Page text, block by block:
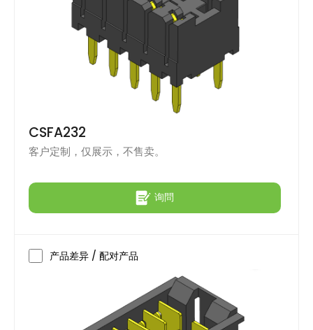
CSFA232
客户定制，仅展示，不售卖。
询問
产品差异 / 配对产品